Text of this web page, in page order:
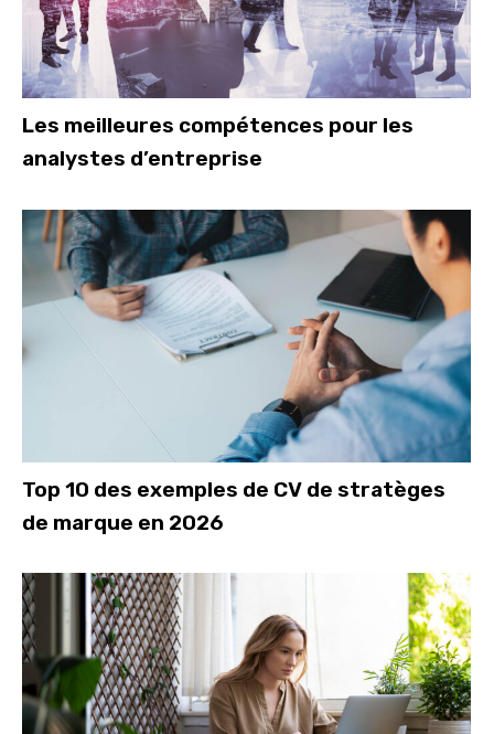
Les meilleures compétences pour les
analystes d’entreprise
Top 10 des exemples de CV de stratèges
de marque en 2026